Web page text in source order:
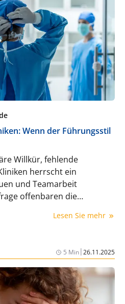
Wenn der Führungsstil
Willkür, fehlende
herrscht ein
und Teamarbeit
offenbaren die
Lesen Sie mehr
5 Min|26.11.2025